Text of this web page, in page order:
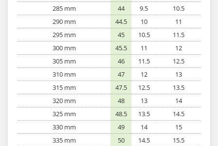
285 mm
44 9.5
10.5
290 mm
44.5 10
11
295 mm
45 10.5
11.5
300 mm
45.5 11
12
305 mm
46 11.5
12.5
310 mm
47 12
13
315 mm
47.5 12.5
13.5
320 mm
48 13
14
325 mm
48.5 13.5
14.5
330 mm
49 14
15
335 mm
50 14.5
15.5